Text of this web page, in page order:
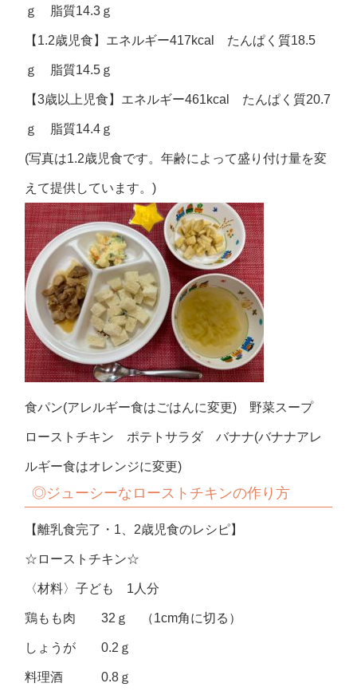
ｇ 脂質14.3ｇ
【1.2歳児食】エネルギー417kcal たんぱく質18.5
ｇ 脂質14.5ｇ
【3歳以上児食】エネルギー461kcal たんぱく質20.7
ｇ 脂質14.4ｇ
(写真は1.2歳児食です。年齢によって盛り付け量を変
えて提供しています。)
食パン(アレルギー食はごはんに変更) 野菜スープ
ローストチキン ポテトサラダ バナナ(バナナアレ
ルギー食はオレンジに変更)
◎ジューシーなローストチキンの作り方
【離乳食完了・1、2歳児食のレシピ】
☆ローストチキン☆
〈材料〉子ども 1人分
鶏もも肉 32ｇ （1cm角に切る）
しょうが 0.2ｇ
料理酒 0.8ｇ